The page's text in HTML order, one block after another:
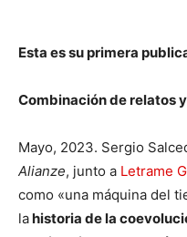
Esta es su primera
Combinación de relatos
Mayo, 2023. Sergio
Alianze, junto a Letrame
como «una máquina del
lahistoria de la